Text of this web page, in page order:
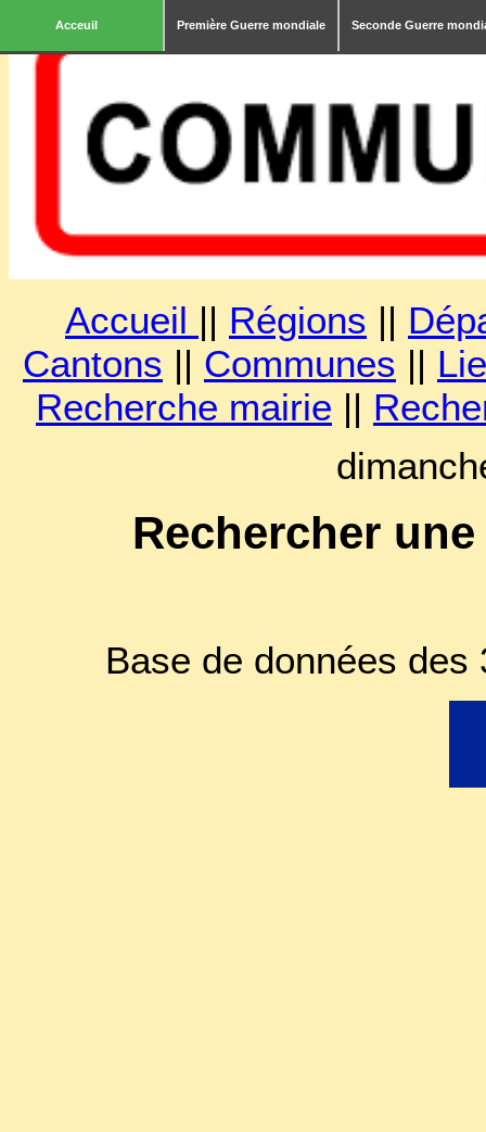
Acceuil Première Guerre mondiale Seconde Guerre
Accueil || Régions ||
Cantons || Communes ||
Recherche mairie ||
Rechercher
Base de données